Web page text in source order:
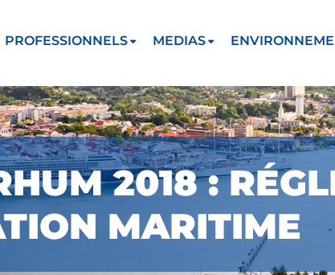
PROFESSIONNELS MEDIAS
2018 :
MARITIME